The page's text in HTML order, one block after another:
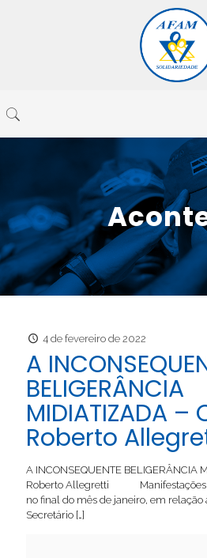
4 de fevereiro de 2022
A
BELIGERÂNCIA
MIDIATIZADA –
Roberto
A INCONSEQUENTE BELIGERÂNCIA
Roberto Allegretti Manifestações
no final do mês de janeiro, em relação
Secretário […]